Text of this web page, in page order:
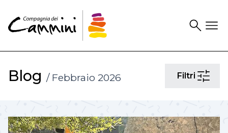
SearchDrawer
Blog / Febbraio 2026 Filtri Filtri